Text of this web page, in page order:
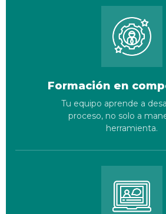
Formación en
Tu equipo aprende a
proceso, no solo a
herramienta.